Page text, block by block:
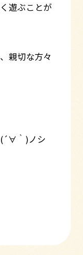
遊ぶことが
親切な方々
(´∀｀)ノシ